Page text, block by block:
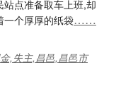
点准备取车上班,却
一个厚厚的纸袋……
,失主,昌邑,昌邑市